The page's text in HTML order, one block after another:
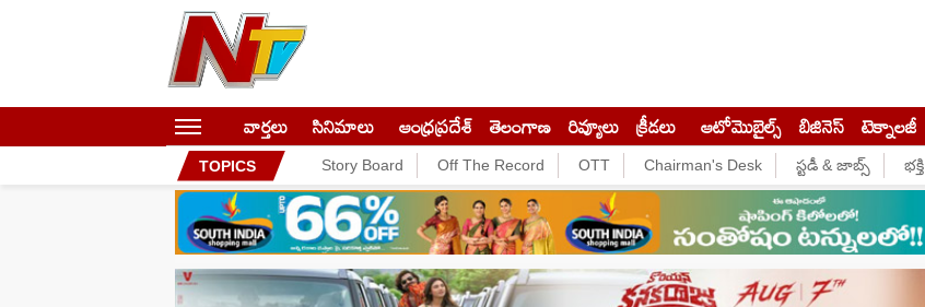
వార్తలు సినిమాలు ఆంధ్రప్రదేశ్ తెలంగాణ రివ్యూలు క్రీడలు ఆటోమొబైల్స్ బిజినెస్‌ టెక్నాలజీ
TOPICS Story Board Off The Record OTT Chairman's Desk స్టడీ & జాబ్స్ భక్తి